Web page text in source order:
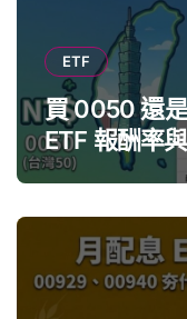
ETF
買 0050 還
ETF 報酬率